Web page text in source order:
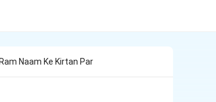
Naam Ke Kirtan Par